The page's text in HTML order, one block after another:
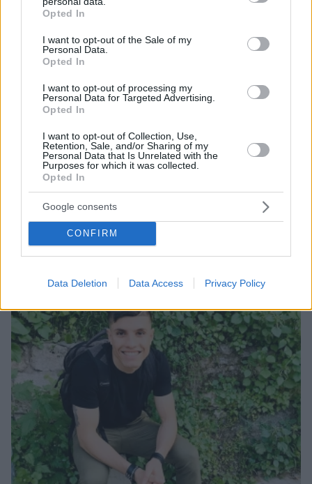
grant or deny consent to Google and its third-party tags to
use your data for below specified purposes in below Google
consent section.
Opted In
I want to opt-out of the Sale of my
Personal Data.
Opted In
I want to opt-out of processing my
Personal Data for Targeted Advertising.
Opted In
I want to opt-out of Collection, Use,
Retention, Sale, and/or Sharing of my
Personal Data that Is Unrelated with the
Purposes for which it was collected.
Opted In
Google consents
CONFIRM
Data Deletion Data Access Privacy Policy
Ο οδηγός του φορτηγού περιγράφει πώς έγινε το
τροχαίο με τους νεκρούς μάνα και γιο στις Σέρρες,
η 43χρονη και ο 21χρονος πήγαιναν μαζί για
δουλειά
07.08.2026, 13:17